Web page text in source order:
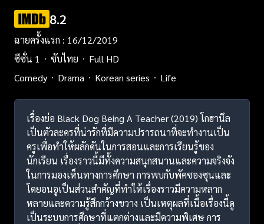
8.2
ฉายครั้งแรก : 16/12/2019
ซีซั่น 1
ซับไทย
Full HD
Comedy
Drama Korean series Life
เรื่องย่อ Black Dog Being A Teacher (2019) โกฮานึล
เป็นตัวละครที่น่ารักที่มีความปรารถนาที่จะทำงานเป็น
ครูเพื่อทำให้ผลักดันในการสอนและการเรียนรู้ของ
นักเรียน เรื่องราวนี้มีทั้งความสนุกสนานและความจริงจัง
ในการมองเห็นทางการศึกษา การพบกับพัคซองซุนและ
โดยอนอูเป็นส่วนสำคัญที่ทำให้เรื่องราวมีความหลาก
หลายและความรู้สึกกว้างขวาง เป็นเหตุผลที่เนื้อเรื่องนี้ดู
เป็นระบบการศึกษาที่แตกต่างและมีความพิเศษ การ